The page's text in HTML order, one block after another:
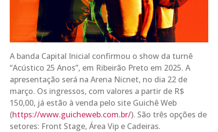
A banda Capital Inicial confirmou o show da turnê
“Acústico 25 Anos”, em Ribeirão Preto em 2025. A
apresentação será na Arena Nicnet, no dia 22 de
março. Os ingressos, com valores a partir de R$
150,00, já estão à venda pelo site Guichê Web
(https://www.guicheweb.com.br/). São três opções de
setores: Front Stage, Área Vip e Cadeiras.